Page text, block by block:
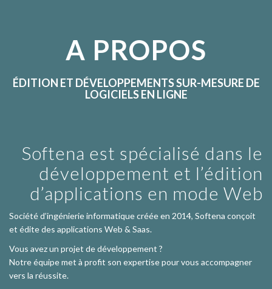
A PROPOS
ÉDITION ET DÉVELOPPEMENTS SUR-MESURE DE
LOGICIELS EN LIGNE
Softena est spécialisé dans le
développement et l’édition
d’applications en mode Web
Société d’ingénierie informatique créée en 2014, Softena conçoit
et édite des applications Web & Saas.
Vous avez un projet de développement ?
Notre équipe met à profit son expertise pour vous accompagner
vers la réussite.